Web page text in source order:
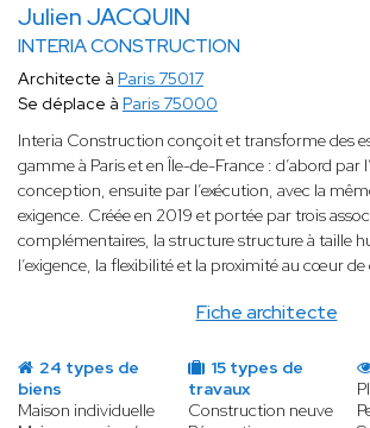
Julien JACQUIN
INTERIA CONSTRUCTION
Fiche architecte
Architecte à Paris 75017
Se déplace à Paris 75000
Interia Construction conçoit et transforme des
gamme à Paris et en Île-de-France : d’abord par
conception, ensuite par l’exécution, avec la
exigence. Créée en 2019 et portée par trois
complémentaires, la structure structure à taille
l’exigence, la flexibilité et la proximité au cœur
24 types de
biens
Maison individuelle
15 types de
travaux
Construction neuve